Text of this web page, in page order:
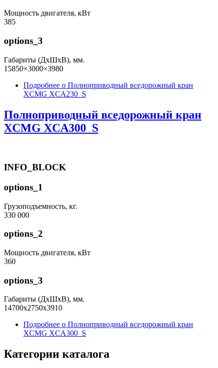
Мощность двигателя, кВт
385
options_3
Габариты (ДхШхВ), мм.
15850×3000×3980
Подробнее о Полноприводный вседорожный кран
XCMG XCA230_S
Полноприводный вседорожный кран
XCMG XCA300_S
INFO_BLOCK
options_1
Грузоподъемность, кг.
330 000
options_2
Мощность двигателя, кВт
360
options_3
Габариты (ДхШхВ), мм.
14700x2750x3910
Подробнее о Полноприводный вседорожный кран
XCMG XCA300_S
Категории каталога